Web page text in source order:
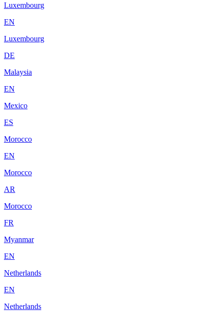
Luxembourg
EN
Luxembourg
DE
Malaysia
EN
Mexico
ES
Morocco
EN
Morocco
AR
Morocco
FR
Myanmar
EN
Netherlands
EN
Netherlands